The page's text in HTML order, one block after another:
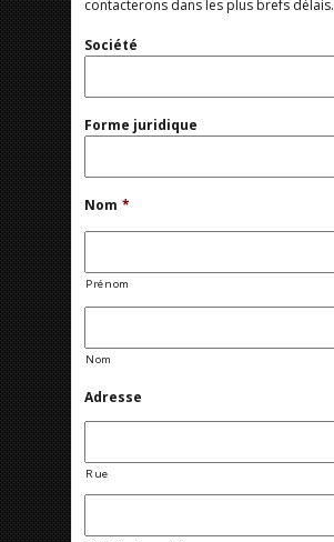
contacterons dans les plus brefs délais.
Société
Forme juridique
Nom *
Prénom
Nom
Adresse
Rue